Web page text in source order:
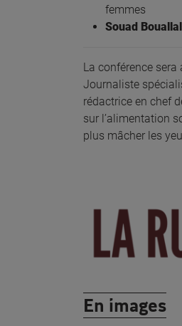
femmes
Souad
La conférence
Journaliste
rédactrice en chef
sur l’alimentation
plus mâcher les
En images